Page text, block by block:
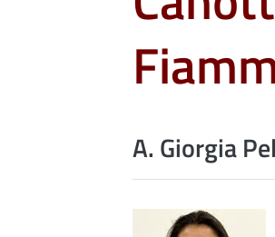
A. Giorgia